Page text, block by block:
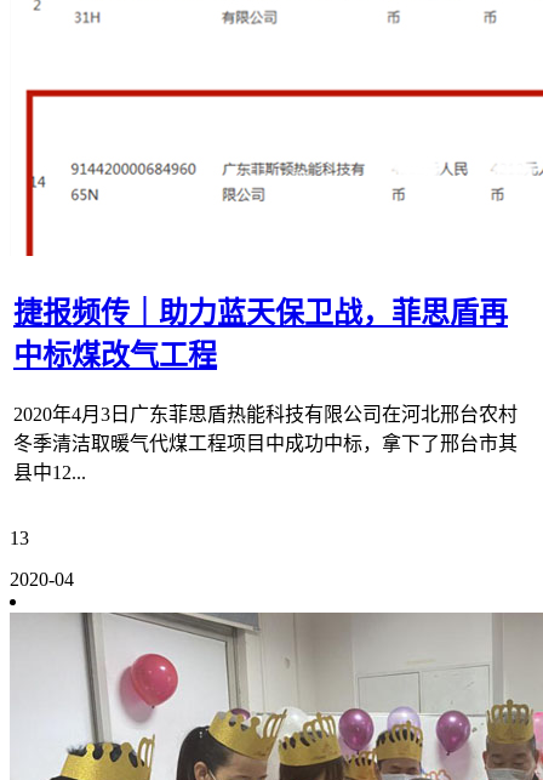
捷报频传｜助力蓝天保卫战，菲思盾再
中标煤改气工程
2020年4月3日广东菲思盾热能科技有限公司在河北邢台农村
冬季清洁取暖气代煤工程项目中成功中标，拿下了邢台市其
县中12...
13
2020-04